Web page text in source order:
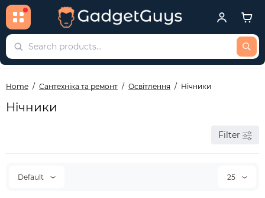
Home Сантехніка та ремонт Освітлення Нічники
Нічники
Filter
Default 25